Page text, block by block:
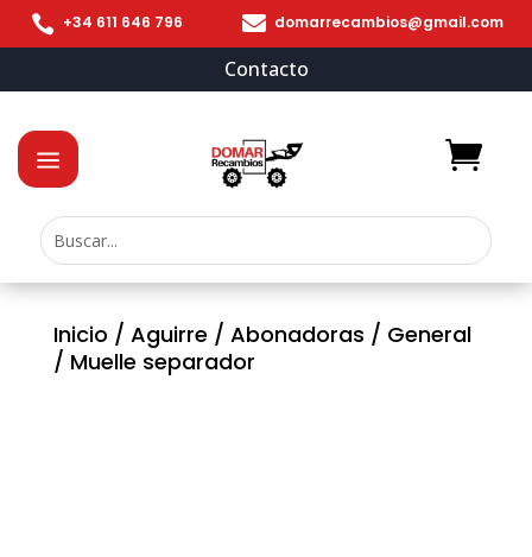
 +34 611 646 796  domarrecambios@gmail.com
Contacto
Inicio / Aguirre / Abonadoras / General
/ Muelle separador